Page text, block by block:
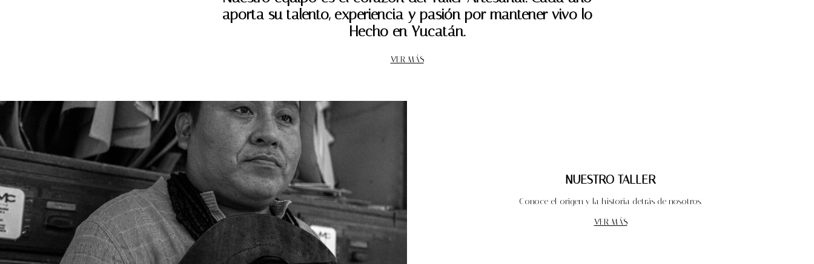
aporta su talento, experiencia y pasión por mantener vivo lo
Hecho en Yucatán.
VER MÁS
NUESTRO TALLER
Conoce el origen y la historia detrás de nosotros.
VER MÁS